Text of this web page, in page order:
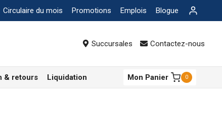
Circulaire du mois Promotions Emplois Blogue
Succursales Contactez-nous
& retours Liquidation Mon Panier 0